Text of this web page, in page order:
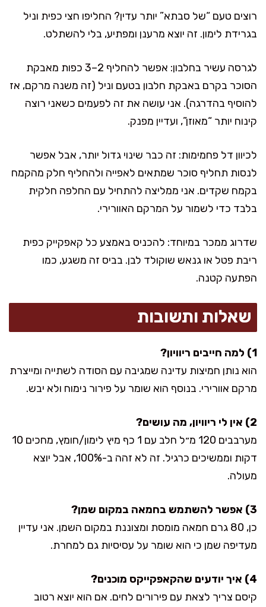
רוצים טעם “של סבתא” יותר עדין? החליפו חצי כפית וניל
בגרידת לימון. זה יוצא מרענן ומפתיע, בלי להשתלט.
לגרסה עשיר בחלבון: אפשר להחליף 2–3 כפות מאבקת
הסוכר בקרם באבקת חלבון בטעם וניל (זה משנה מרקם, אז
להוסיף בהדרגה). אני עושה את זה לפעמים כשאני רוצה
קינוח יותר “מאוזן”, ועדיין מפנק.
לכיוון דל פחמימות: זה כבר שינוי גדול יותר, אבל אפשר
לנסות תחליף סוכר שמתאים לאפייה ולהחליף חלק מהקמח
בקמח שקדים. אני ממליצה להתחיל עם החלפה חלקית
בלבד כדי לשמור על המרקם האוורירי.
שדרוג ממכר במיוחד: להכניס באמצע כל קאפקייק כפית
ריבת פטל או גנאש שוקולד לבן. בביס זה משגע, כמו
הפתעה קטנה.
שאלות ותשובות
1) למה חייבים ריוויון?
הוא נותן חמיצות עדינה שמגיבה עם הסודה לשתייה ומייצרת
מרקם אוורירי. בנוסף הוא שומר על פירור נימוח ולא יבש.
2) אין לי ריוויון, מה עושים?
מערבבים 120 מ״ל חלב עם 1 כף מיץ לימון/חומץ, מחכים 10
דקות וממשיכים כרגיל. זה לא זהה ב-100%, אבל יוצא
מעולה.
3) אפשר להשתמש בחמאה במקום שמן?
כן, 80 גרם חמאה מומסת ומצוננת במקום השמן. אני עדיין
מעדיפה שמן כי הוא שומר על עסיסיות גם למחרת.
4) איך יודעים שהקאפקייקס מוכנים?
קיסם צריך לצאת עם פירורים לחים. אם הוא יוצא רטוב